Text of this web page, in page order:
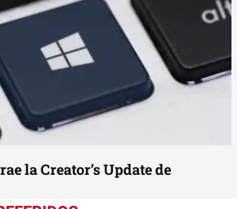
la Creator’s Update de